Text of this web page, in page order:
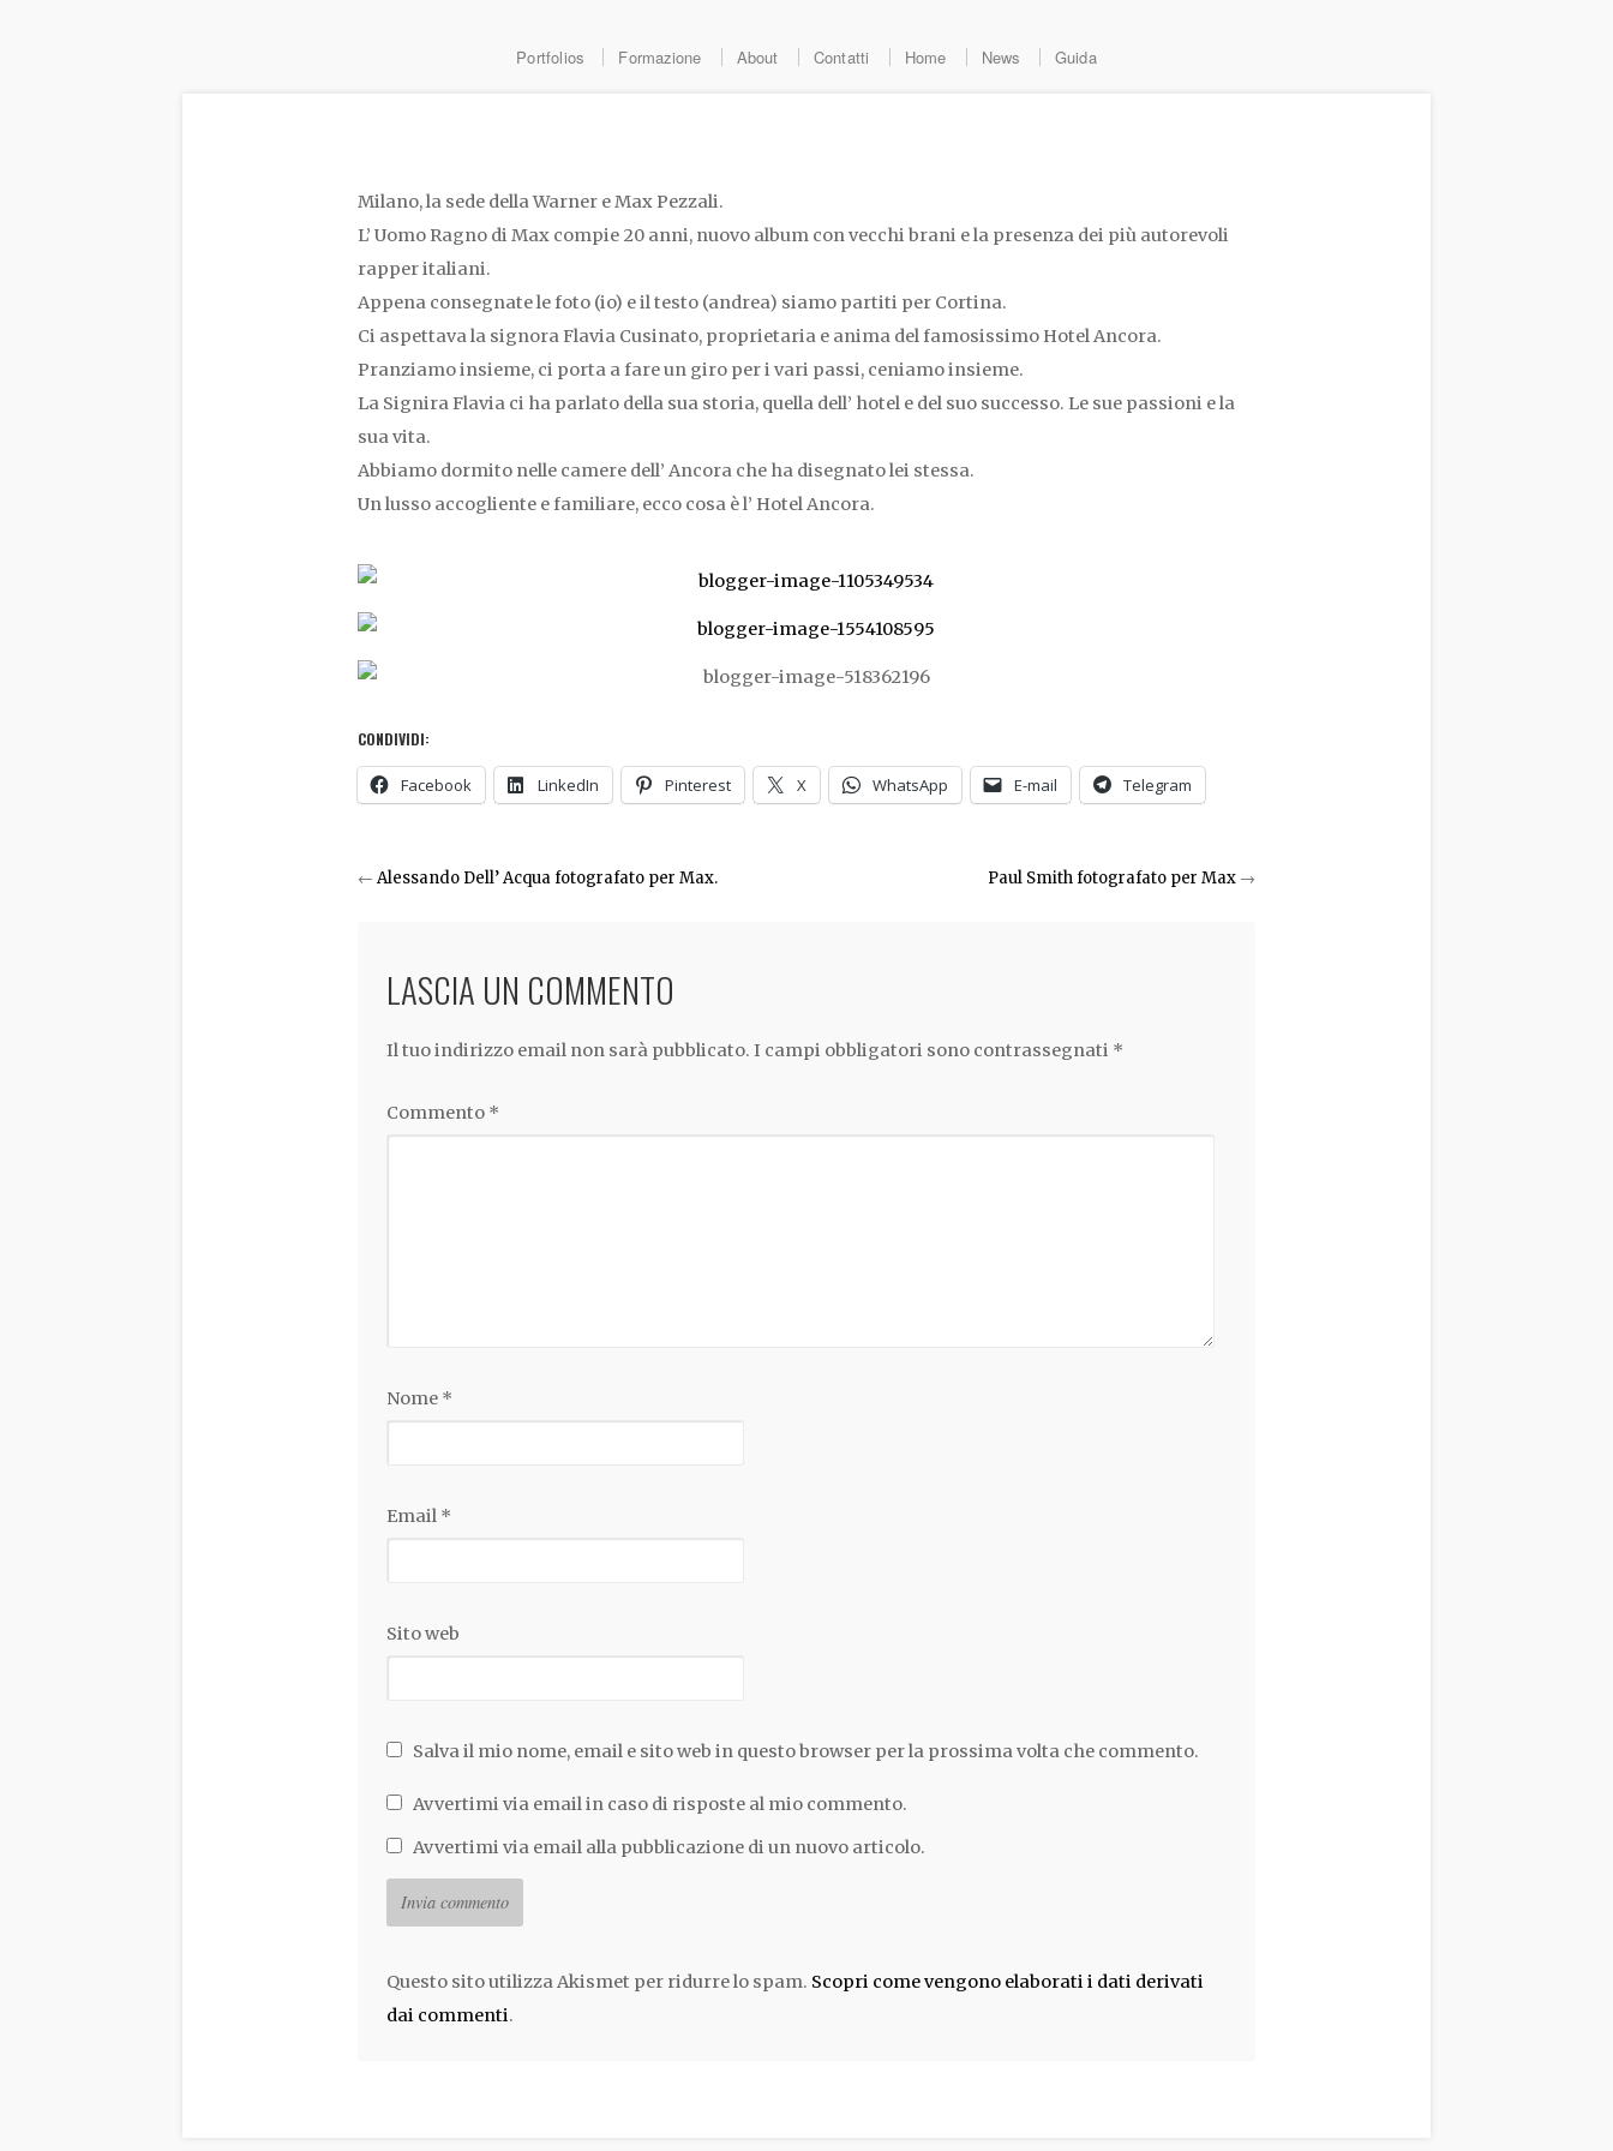
Portfolios Formazione About Contatti Home News Guida
Milano, la sede della Warner e Max Pezzali.
L’ Uomo Ragno di Max compie 20 anni, nuovo album con vecchi brani e la presenza dei più autorevoli
rapper italiani.
Appena consegnate le foto (io) e il testo (andrea) siamo partiti per Cortina.
Ci aspettava la signora Flavia Cusinato, proprietaria e anima del famosissimo Hotel Ancora.
Pranziamo insieme, ci porta a fare un giro per i vari passi, ceniamo insieme.
La Signira Flavia ci ha parlato della sua storia, quella dell’ hotel e del suo successo. Le sue passioni e la
sua vita.
Abbiamo dormito nelle camere dell’ Ancora che ha disegnato lei stessa.
Un lusso accogliente e familiare, ecco cosa è l’ Hotel Ancora.
CONDIVIDI:
Facebook LinkedIn Pinterest X WhatsApp E-mail Telegram
← Alessando Dell’ Acqua fotografato per Max. Paul Smith fotografato per Max →
LASCIA UN COMMENTO
Il tuo indirizzo email non sarà pubblicato. I campi obbligatori sono contrassegnati *
Commento *
Nome *
Email *
Sito web
Salva il mio nome, email e sito web in questo browser per la prossima volta che commento.
Avvertimi via email in caso di risposte al mio commento.
Avvertimi via email alla pubblicazione di un nuovo articolo.
Questo sito utilizza Akismet per ridurre lo spam. Scopri come vengono elaborati i dati derivati
dai commenti.